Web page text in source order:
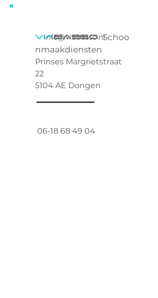
ViaBAsso Schoo
nmaakdiensten
Prinses Margrietstraat
22
5104 AE Dongen
06-18 68 49 04
info@viabasso.nl